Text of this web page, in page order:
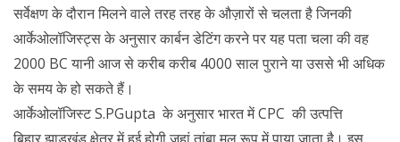
सर्वेक्षण के दौरान मिलने वाले तरह तरह के औज़ारों से चलता है जिनकी
आर्केओलॉजिस्ट्स के अनुसार कार्बन डेटिंग करने पर यह पता चला की वह
2000 BC यानी आज से करीब करीब 4000 साल पुराने या उससे भी अधिक
के समय के हो सकते हैं।
आर्केओलॉजिस्ट S.PGupta के अनुसार भारत में CPC की उत्पत्ति